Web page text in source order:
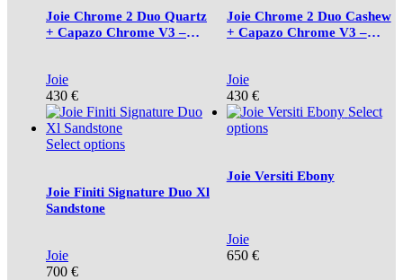
Joie Chrome 2 Duo Quartz
+ Capazo Chrome V3 –
Joie
430 €
Joie Chrome 2 Duo Cashew
+ Capazo Chrome V3 –
Joie
430 €
Select options
Joie Finiti Signature Duo Xl
Sandstone
Joie
700 €
Select
options
Joie Versiti Ebony
Joie
650 €